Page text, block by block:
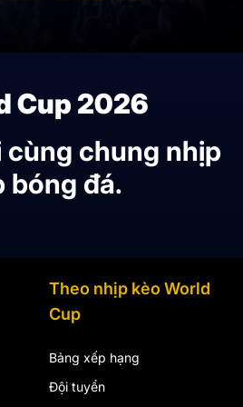
Cup 2026
cùng chung nhịp
bóng đá.
Theo nhịp kèo World
Cup
Bảng xếp hạng
Đội tuyển